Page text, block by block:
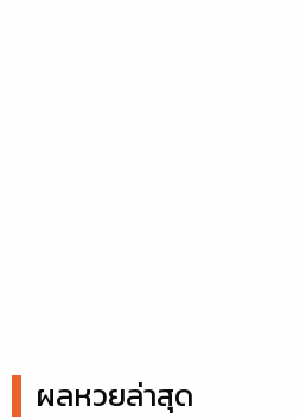
ผลหวยล่าสุด